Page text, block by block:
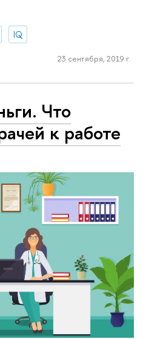
IQ
23 сентября, 2019 г.
Что
к работе